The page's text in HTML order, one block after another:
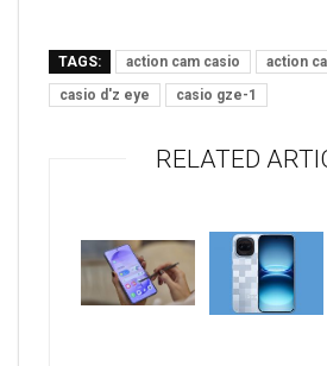
TAGS: action cam casio action
casio d'z eye
casio gze-1
RELATED